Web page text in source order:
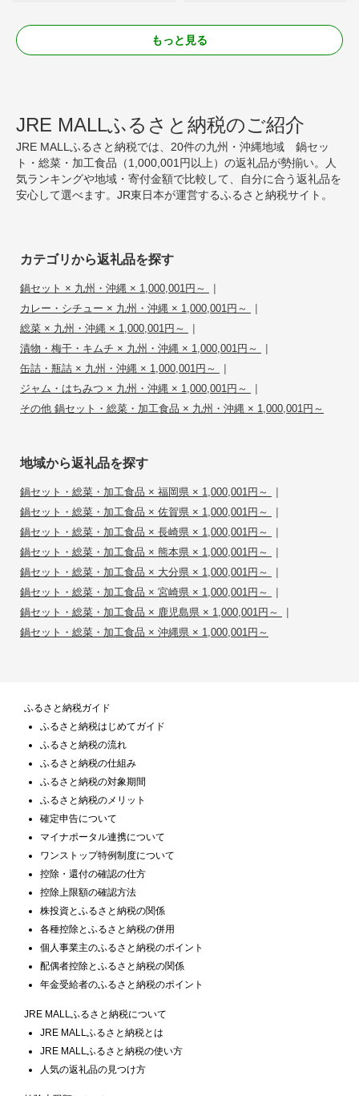
もっと見る
JRE MALLふるさと納税のご紹介
JRE MALLふるさと納税では、20件の九州・沖縄地域 鍋セッ
ト・総菜・加工食品（1,000,001円以上）の返礼品が勢揃い。人
気ランキングや地域・寄付金額で比較して、自分に合う返礼品を
安心して選べます。JR東日本が運営するふるさと納税サイト。
カテゴリから返礼品を探す
鍋セット × 九州・沖縄 × 1,000,001円～ |
カレー・シチュー × 九州・沖縄 × 1,000,001円～ |
総菜 × 九州・沖縄 × 1,000,001円～ |
漬物・梅干・キムチ × 九州・沖縄 × 1,000,001円～ |
缶詰・瓶詰 × 九州・沖縄 × 1,000,001円～ |
ジャム・はちみつ × 九州・沖縄 × 1,000,001円～ |
その他 鍋セット・総菜・加工食品 × 九州・沖縄 × 1,000,001円～
地域から返礼品を探す
鍋セット・総菜・加工食品 × 福岡県 × 1,000,001円～ |
鍋セット・総菜・加工食品 × 佐賀県 × 1,000,001円～ |
鍋セット・総菜・加工食品 × 長崎県 × 1,000,001円～ |
鍋セット・総菜・加工食品 × 熊本県 × 1,000,001円～ |
鍋セット・総菜・加工食品 × 大分県 × 1,000,001円～ |
鍋セット・総菜・加工食品 × 宮崎県 × 1,000,001円～ |
鍋セット・総菜・加工食品 × 鹿児島県 × 1,000,001円～ |
鍋セット・総菜・加工食品 × 沖縄県 × 1,000,001円～
ふるさと納税ガイド
ふるさと納税はじめてガイド
ふるさと納税の流れ
ふるさと納税の仕組み
ふるさと納税の対象期間
ふるさと納税のメリット
確定申告について
マイナポータル連携について
ワンストップ特例制度について
控除・還付の確認の仕方
控除上限額の確認方法
株投資とふるさと納税の関係
各種控除とふるさと納税の併用
個人事業主のふるさと納税のポイント
配偶者控除とふるさと納税の関係
年金受給者のふるさと納税のポイント
JRE MALLふるさと納税について
JRE MALLふるさと納税とは
JRE MALLふるさと納税の使い方
人気の返礼品の見つけ方